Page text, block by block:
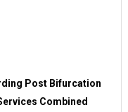
Post Bifurcation
Combined